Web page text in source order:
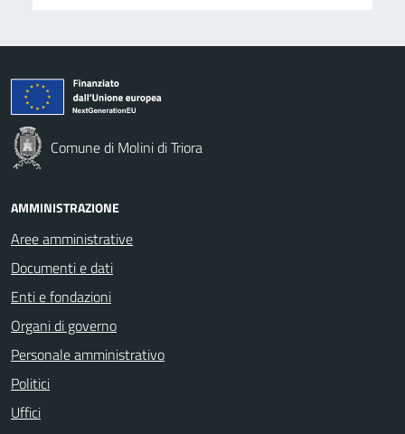
Comune di Molini di Triora
AMMINISTRAZIONE
Aree amministrative
Documenti e dati
Enti e fondazioni
Organi di governo
Personale amministrativo
Politici
Uffici